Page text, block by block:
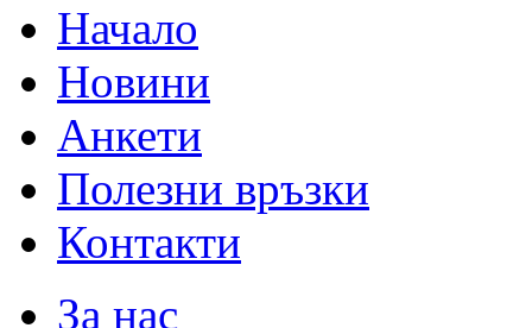
Начало
Новини
Анкети
Полезни връзки
Контакти
За нас